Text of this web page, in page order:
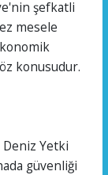
şefkatli
mesele
konusudur.
Yetki
güvenliği